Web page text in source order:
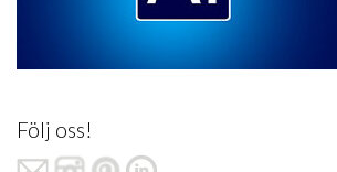
Följ oss!